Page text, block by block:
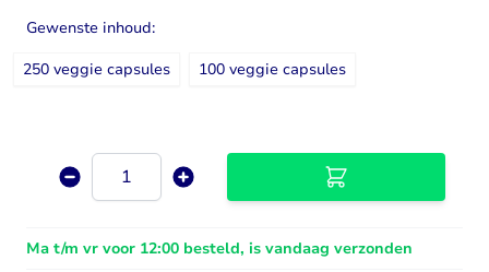
Gewenste inhoud:
250 veggie capsules
100 veggie capsules
Aantal
Ma t/m vr voor 12:00 besteld, is vandaag verzonden